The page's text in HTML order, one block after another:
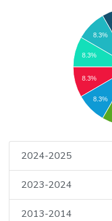
8.3%
8.3%
8.3%
8.3%
2024-2025
2023-2024
2013-2014